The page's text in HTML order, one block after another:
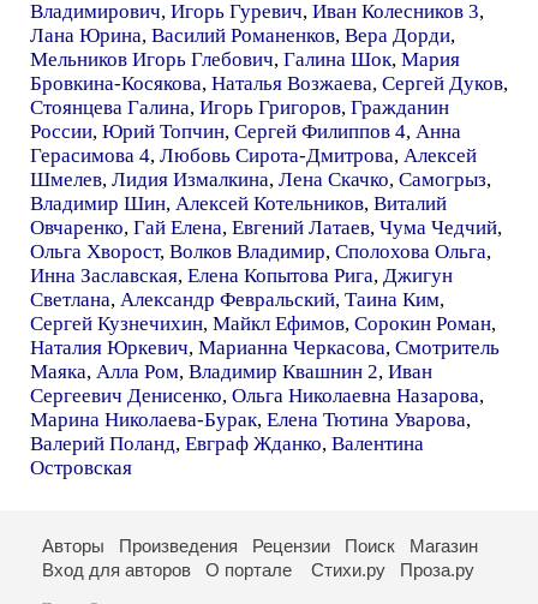
Владимирович, Игорь Гуревич, Иван Колесников 3,
Лана Юрина, Василий Романенков, Вера Дорди,
Мельников Игорь Глебович, Галина Шок, Мария
Бровкина-Косякова, Наталья Возжаева, Сергей Дуков,
Стоянцева Галина, Игорь Григоров, Гражданин
России, Юрий Топчин, Сергей Филиппов 4, Анна
Герасимова 4, Любовь Сирота-Дмитрова, Алексей
Шмелев, Лидия Измалкина, Лена Скачко, Самогрыз,
Владимир Шин, Алексей Котельников, Виталий
Овчаренко, Гай Елена, Евгений Латаев, Чума Чедчий,
Ольга Хворост, Волков Владимир, Сполохова Ольга,
Инна Заславская, Елена Копытова Рига, Джигун
Светлана, Александр Февральский, Таина Ким,
Сергей Кузнечихин, Майкл Ефимов, Сорокин Роман,
Наталия Юркевич, Марианна Черкасова, Смотритель
Маяка, Алла Ром, Владимир Квашнин 2, Иван
Сергеевич Денисенко, Ольга Николаевна Назарова,
Марина Николаева-Бурак, Елена Тютина Уварова,
Валерий Поланд, Евграф Жданко, Валентина
Островская
Авторы Произведения Рецензии Поиск
Магазин
Вход для авторов
О портале Стихи.ру Проза.ру